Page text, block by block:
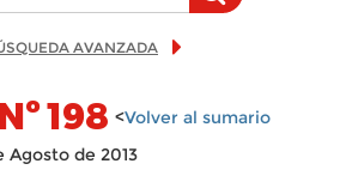
AVANZADA
Nº198 <Volver al sumario
Agosto de 2013